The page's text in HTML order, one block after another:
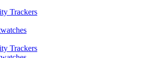
Trackers
Trackers